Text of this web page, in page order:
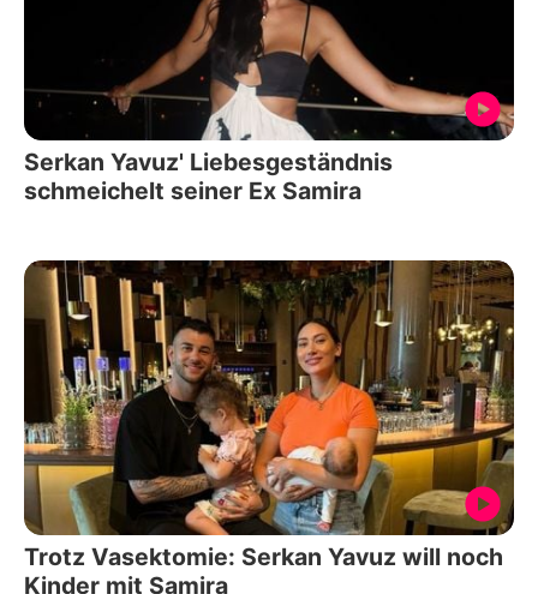
Serkan Yavuz' Liebesgeständnis
schmeichelt seiner Ex Samira
Trotz Vasektomie: Serkan Yavuz will noch
Kinder mit Samira